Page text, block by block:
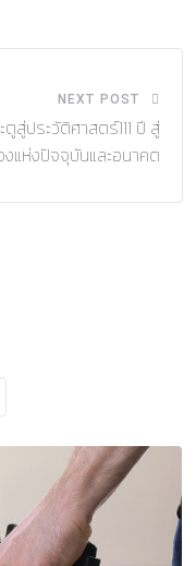
NEXT POST
ตูสู่ประวัติศาสตร์111 ปี สู่
งแห่งปัจจุบันและอนาคต